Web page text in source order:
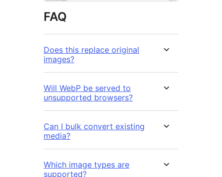
FAQ
Does this replace original
images?
Will WebP be served to
unsupported browsers?
Can I bulk convert existing
media?
Which image types are
supported?